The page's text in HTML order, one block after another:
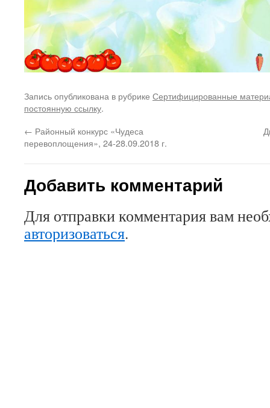
Запись опубликована в рубрике Сертифицированные
постоянную ссылку.
← Районный конкурс «Чудеса
перевоплощения», 24-28.09.2018 г.
Добавить комментарий
Для отправки комментария вам
авторизоваться.